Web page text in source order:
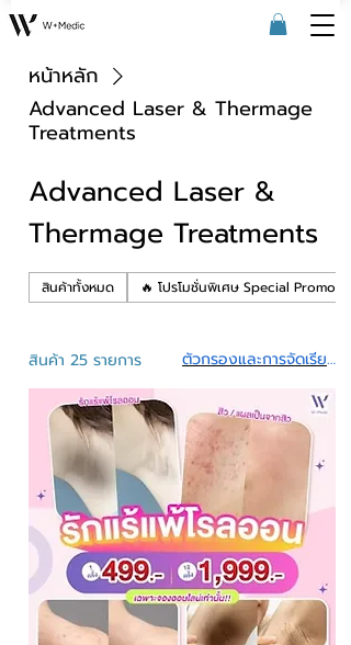
หน้าหลัก
Advanced Laser & Thermage
Treatments
Advanced Laser &
Thermage Treatments
สินค้าทั้งหมด 🔥 โปรโมชั่นพิเศษ Special
สินค้า 25 รายการ ตัวกรองและการจัดเรียง